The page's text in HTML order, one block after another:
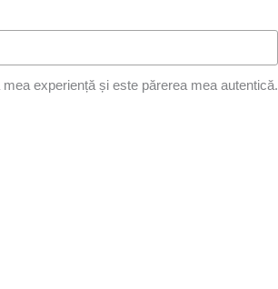
experiență și este părerea mea autentică.